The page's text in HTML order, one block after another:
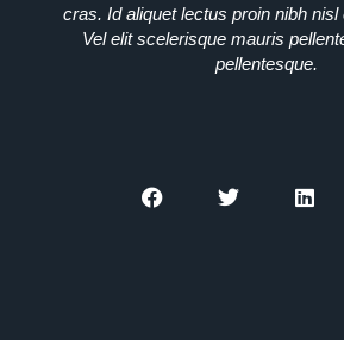
cras. Id aliquet lectus proin nibh
Vel elit scelerisque mauris
pellentesque.